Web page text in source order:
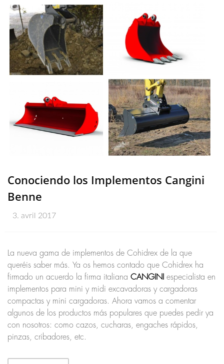
Conociendo los Implementos Cangini
Benne
3. avril 2017
La nueva gama de implementos de Cohidrex de la que
queréis saber más. Ya os hemos contado que Cohidrex ha
firmado un acuerdo la firma italiana CANGINI especialista en
implementos para mini y midi excavadoras y cargadoras
compactas y mini cargadoras. Ahora vamos a comentar
algunos de los productos más populares que puedes pedir ya
con nosotros: como cazos, cucharas, engaches rápidos,
pinzas, cribadores, etc.